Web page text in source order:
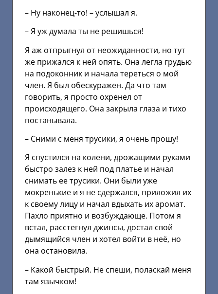
– Ну наконец-то! – услышал я.
– Я уж думала ты не решишься!
Я аж отпрыгнул от неожиданности, но тут
же прижался к ней опять. Она легла грудью
на подоконник и начала тереться о мой
член. Я был обескуражен. Да что там
говорить, я просто охренел от
происходящего. Она закрыла глаза и тихо
постанывала.
– Сними с меня трусики, я очень прошу!
Я спустился на колени, дрожащими руками
быстро залез к ней под платье и начал
снимать ее трусики. Они были уже
мокренькие и я не сдержался, приложил их
к своему лицу и начал вдыхать их аромат.
Пахло приятно и возбуждающе. Потом я
встал, расстегнул джинсы, достал свой
дымящийся член и хотел войти в неё, но
она остановила.
– Какой быстрый. Не спеши, поласкай меня
там язычком!